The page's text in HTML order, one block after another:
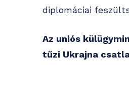
diplomáciai
Az uniós
tűzi Ukrajna